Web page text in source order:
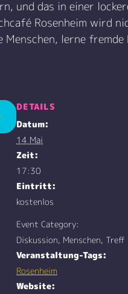
und das in einer
Rosenheim wird
lerne
DETAILS
Datum:
14 Mai
Zeit:
17:30
Eintritt:
kostenlos
Event Category:
Diskussion, Menschen, Treff
Veranstaltung-Tags:
Rosenheim
Website: